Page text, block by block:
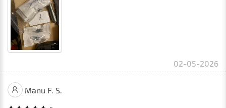
02-05-2026
Manu F. S.